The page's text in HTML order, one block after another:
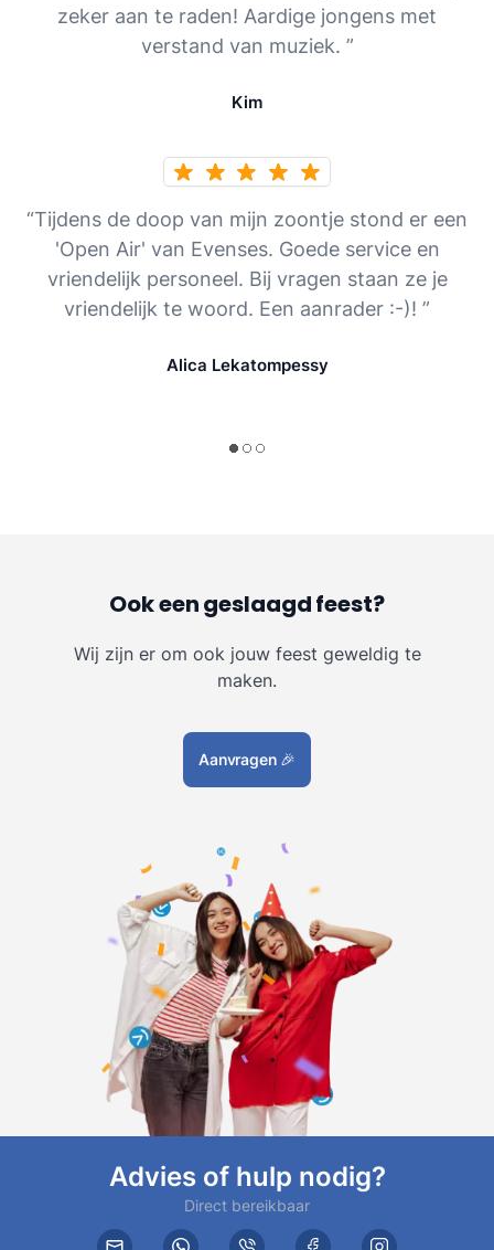
zeker aan te raden! Aardige jongens met
verstand van muziek. ”
Kim
“Tijdens de doop van mijn zoontje stond er een
'Open Air' van Evenses. Goede service en
vriendelijk personeel. Bij vragen staan ze je
vriendelijk te woord. Een aanrader :-)! ”
Alica Lekatompessy
Ook een geslaagd feest?
Wij zijn er om ook jouw feest geweldig te
maken.
Aanvragen 🎉
Advies of hulp nodig?
Direct bereikbaar